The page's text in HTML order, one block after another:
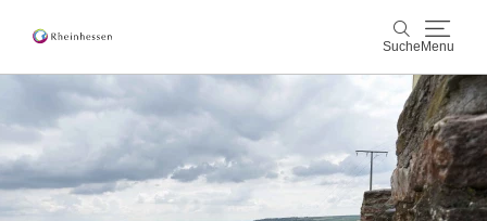
Suche Menu
Suche
Aktiv & Natur